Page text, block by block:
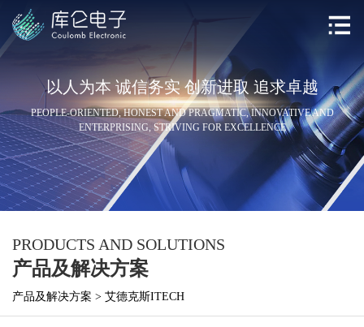
以人为本 诚信务实 创新进取 追求卓越
PEOPLE-ORIENTED, HONEST AND PRAGMATIC, INNOVATIVE AND
ENTERPRISING, STRIVING FOR EXCELLENCE
PRODUCTS AND SOLUTIONS
产品及解决方案
产品及解决方案 > 艾德克斯ITECH